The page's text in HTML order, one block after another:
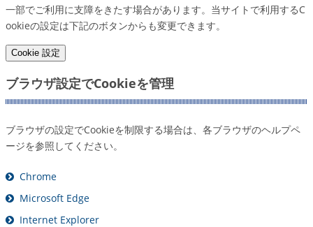
一部でご利用に支障をきたす場合があります。当サイトで利用するC
ookieの設定は下記のボタンからも変更できます。
Cookie 設定
ブラウザ設定でCookieを管理
ブラウザの設定でCookieを制限する場合は、各ブラウザのヘルプペ
ージを参照してください。
Chrome
Microsoft Edge
Internet Explorer